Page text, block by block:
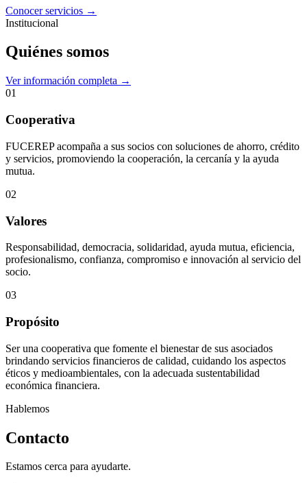
Conocer servicios →
Institucional
Quiénes somos
Ver información completa →
01
Cooperativa
FUCEREP acompaña a sus socios con soluciones de ahorro, crédito
y servicios, promoviendo la cooperación, la cercanía y la ayuda
mutua.
02
Valores
Responsabilidad, democracia, solidaridad, ayuda mutua, eficiencia,
profesionalismo, confianza, compromiso e innovación al servicio del
socio.
03
Propósito
Ser una cooperativa que fomente el bienestar de sus asociados
brindando servicios financieros de calidad, cuidando los aspectos
éticos y medioambientales, con la adecuada sustentabilidad
económica financiera.
Hablemos
Contacto
Estamos cerca para ayudarte.